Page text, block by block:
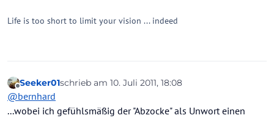
Life is too short to limit your vision ... indeed
Offline
Seeker01schrieb am 10. Juli 2011, 18:08
zuletzt editiert von
@bernhard
...wobei ich gefühlsmäßig der "Abzocke" als Unwort einen